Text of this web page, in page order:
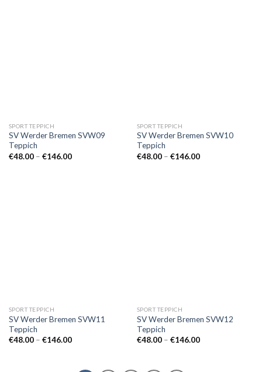
SPORT TEPPICH
SV Werder Bremen SVW09
Teppich
€48.00 – €146.00Preisspanne:
SPORT TEPPICH
SV Werder Bremen SVW10
Teppich
€48.00 – €146.00Preisspanne:
SPORT TEPPICH
SV Werder Bremen SVW11
Teppich
€48.00 – €146.00Preisspanne:
SPORT TEPPICH
SV Werder Bremen SVW12
Teppich
€48.00 – €146.00Preisspanne: